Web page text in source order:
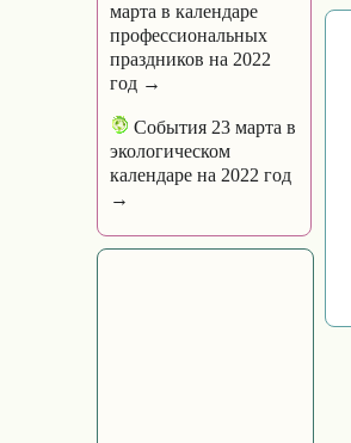
марта в календаре
профессиональных
праздников на 2022
год →
События 23 марта в
экологическом
календаре на 2022 год
→